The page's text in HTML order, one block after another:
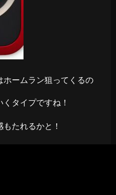
ホームラン狙ってくるの
タイプですね！
たれるかと！